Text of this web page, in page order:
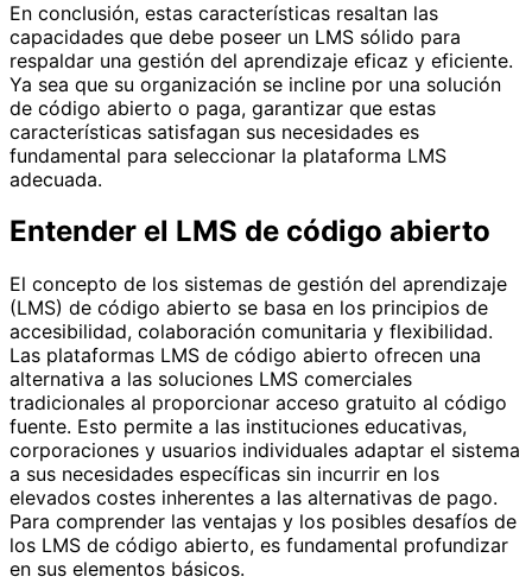
En conclusión, estas características resaltan las
capacidades que debe poseer un LMS sólido para
respaldar una gestión del aprendizaje eficaz y eficiente.
Ya sea que su organización se incline por una solución
de código abierto o paga, garantizar que estas
características satisfagan sus necesidades es
fundamental para seleccionar la plataforma LMS
adecuada.
Entender el LMS de código abierto
El concepto de los sistemas de gestión del aprendizaje
(LMS) de código abierto se basa en los principios de
accesibilidad, colaboración comunitaria y flexibilidad.
Las plataformas LMS de código abierto ofrecen una
alternativa a las soluciones LMS comerciales
tradicionales al proporcionar acceso gratuito al código
fuente. Esto permite a las instituciones educativas,
corporaciones y usuarios individuales adaptar el sistema
a sus necesidades específicas sin incurrir en los
elevados costes inherentes a las alternativas de pago.
Para comprender las ventajas y los posibles desafíos de
los LMS de código abierto, es fundamental profundizar
en sus elementos básicos.